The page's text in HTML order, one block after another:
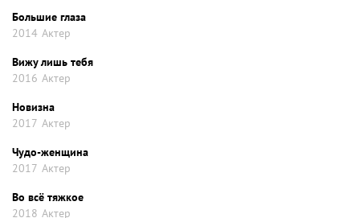
Большие глаза
2014 Актер
Вижу лишь тебя
2016 Актер
Новизна
2017 Актер
Чудо-женщина
2017 Актер
Во всё тяжкое
2018 Актер